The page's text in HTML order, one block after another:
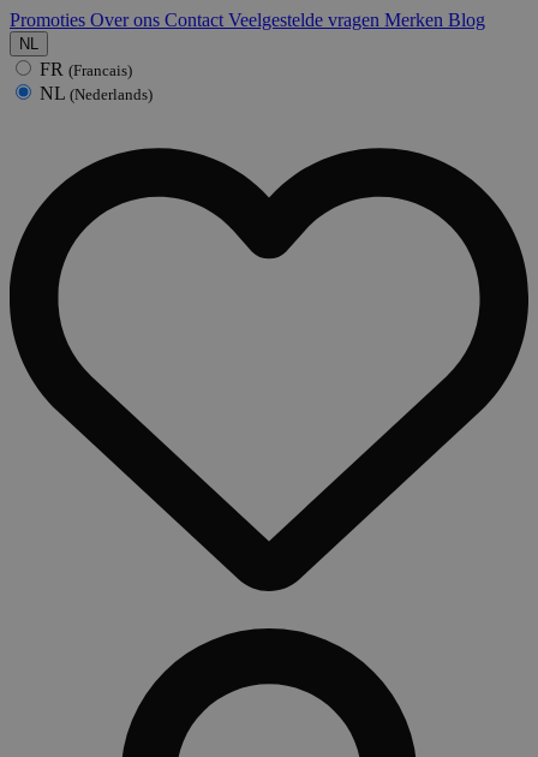
Promoties Over ons Contact Veelgestelde vragen Merken Blog
NL
FR (Francais)
NL (Nederlands)